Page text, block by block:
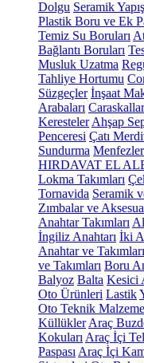
Dolgu Seramik
Plastik Boru ve Ek
Temiz Su Boruları
Bağlantı Boruları
Musluk Uzatma
Tahliye Hortumu
Süzgeçler İnşaat
Arabaları Caraskallar
Keresteler Ahşap
Penceresi Çatı
Sundurma Menfezler
HIRDAVAT EL
Lokma Takımları
Tornavida Seramik
Zımbalar ve
Anahtar Takımları
İngiliz Anahtarı İki
Anahtar ve Takımları
ve Takımları Boru
Balyoz Balta Kesici
Oto Ürünleri Lastik
Oto Teknik
Küllükler Araç
Kokuları Araç İçi
Paspası Araç İçi